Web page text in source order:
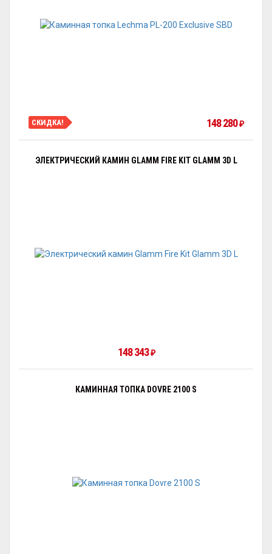
СКИДКА! 148 280₽
ЭЛЕКТРИЧЕСКИЙ КАМИН GLAMM FIRE KIT GLAMM 3D L
148 343₽
КАМИННАЯ ТОПКА DOVRE 2100 S